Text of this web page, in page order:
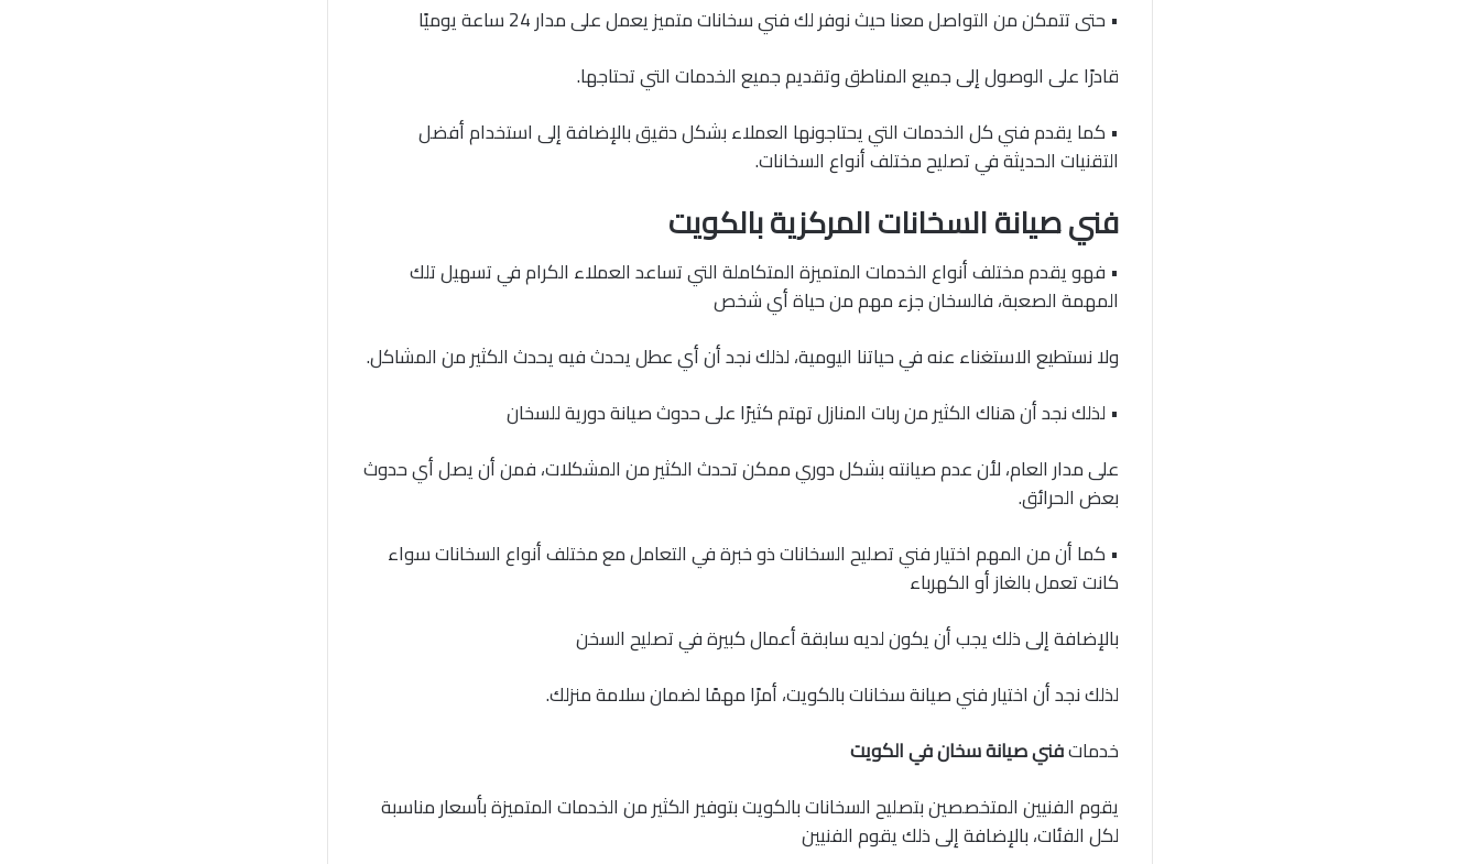
• حتى تتمكن من التواصل معنا حيث نوفر لك فني سخانات متميز يعمل على مدار 24 ساعة يوميًا
قادرًا على الوصول إلى جميع المناطق وتقديم جميع الخدمات التي تحتاجها.
• كما يقدم فني كل الخدمات التي يحتاجونها العملاء بشكل دقيق بالإضافة إلى استخدام أفضل
التقنيات الحديثة في تصليح مختلف أنواع السخانات.
فني صيانة السخانات المركزية بالكويت
• فهو يقدم مختلف أنواع الخدمات المتميزة المتكاملة التي تساعد العملاء الكرام في تسهيل تلك
المهمة الصعبة، فالسخان جزء مهم من حياة أي شخص
ولا نستطيع الاستغناء عنه في حياتنا اليومية، لذلك نجد أن أي عطل يحدث فيه يحدث الكثير من المشاكل.
• لذلك نجد أن هناك الكثير من ربات المنازل تهتم كثيرًا على حدوث صيانة دورية للسخان
على مدار العام، لأن عدم صيانته بشكل دوري ممكن تحدث الكثير من المشكلات، فمن أن يصل أي حدوث
بعض الحرائق.
• كما أن من المهم اختيار فني تصليح السخانات ذو خبرة في التعامل مع مختلف أنواع السخانات سواء
كانت تعمل بالغاز أو الكهرباء
بالإضافة إلى ذلك يجب أن يكون لديه سابقة أعمال كبيرة في تصليح السخن
لذلك نجد أن اختيار فني صيانة سخانات بالكويت، أمرًا مهمًا لضمان سلامة منزلك.
خدماتفني صيانة سخان في الكويت
يقوم الفنيين المتخصصين بتصليح السخانات بالكويت بتوفير الكثير من الخدمات المتميزة بأسعار مناسبة
لكل الفئات، بالإضافة إلى ذلك يقوم الفنيين